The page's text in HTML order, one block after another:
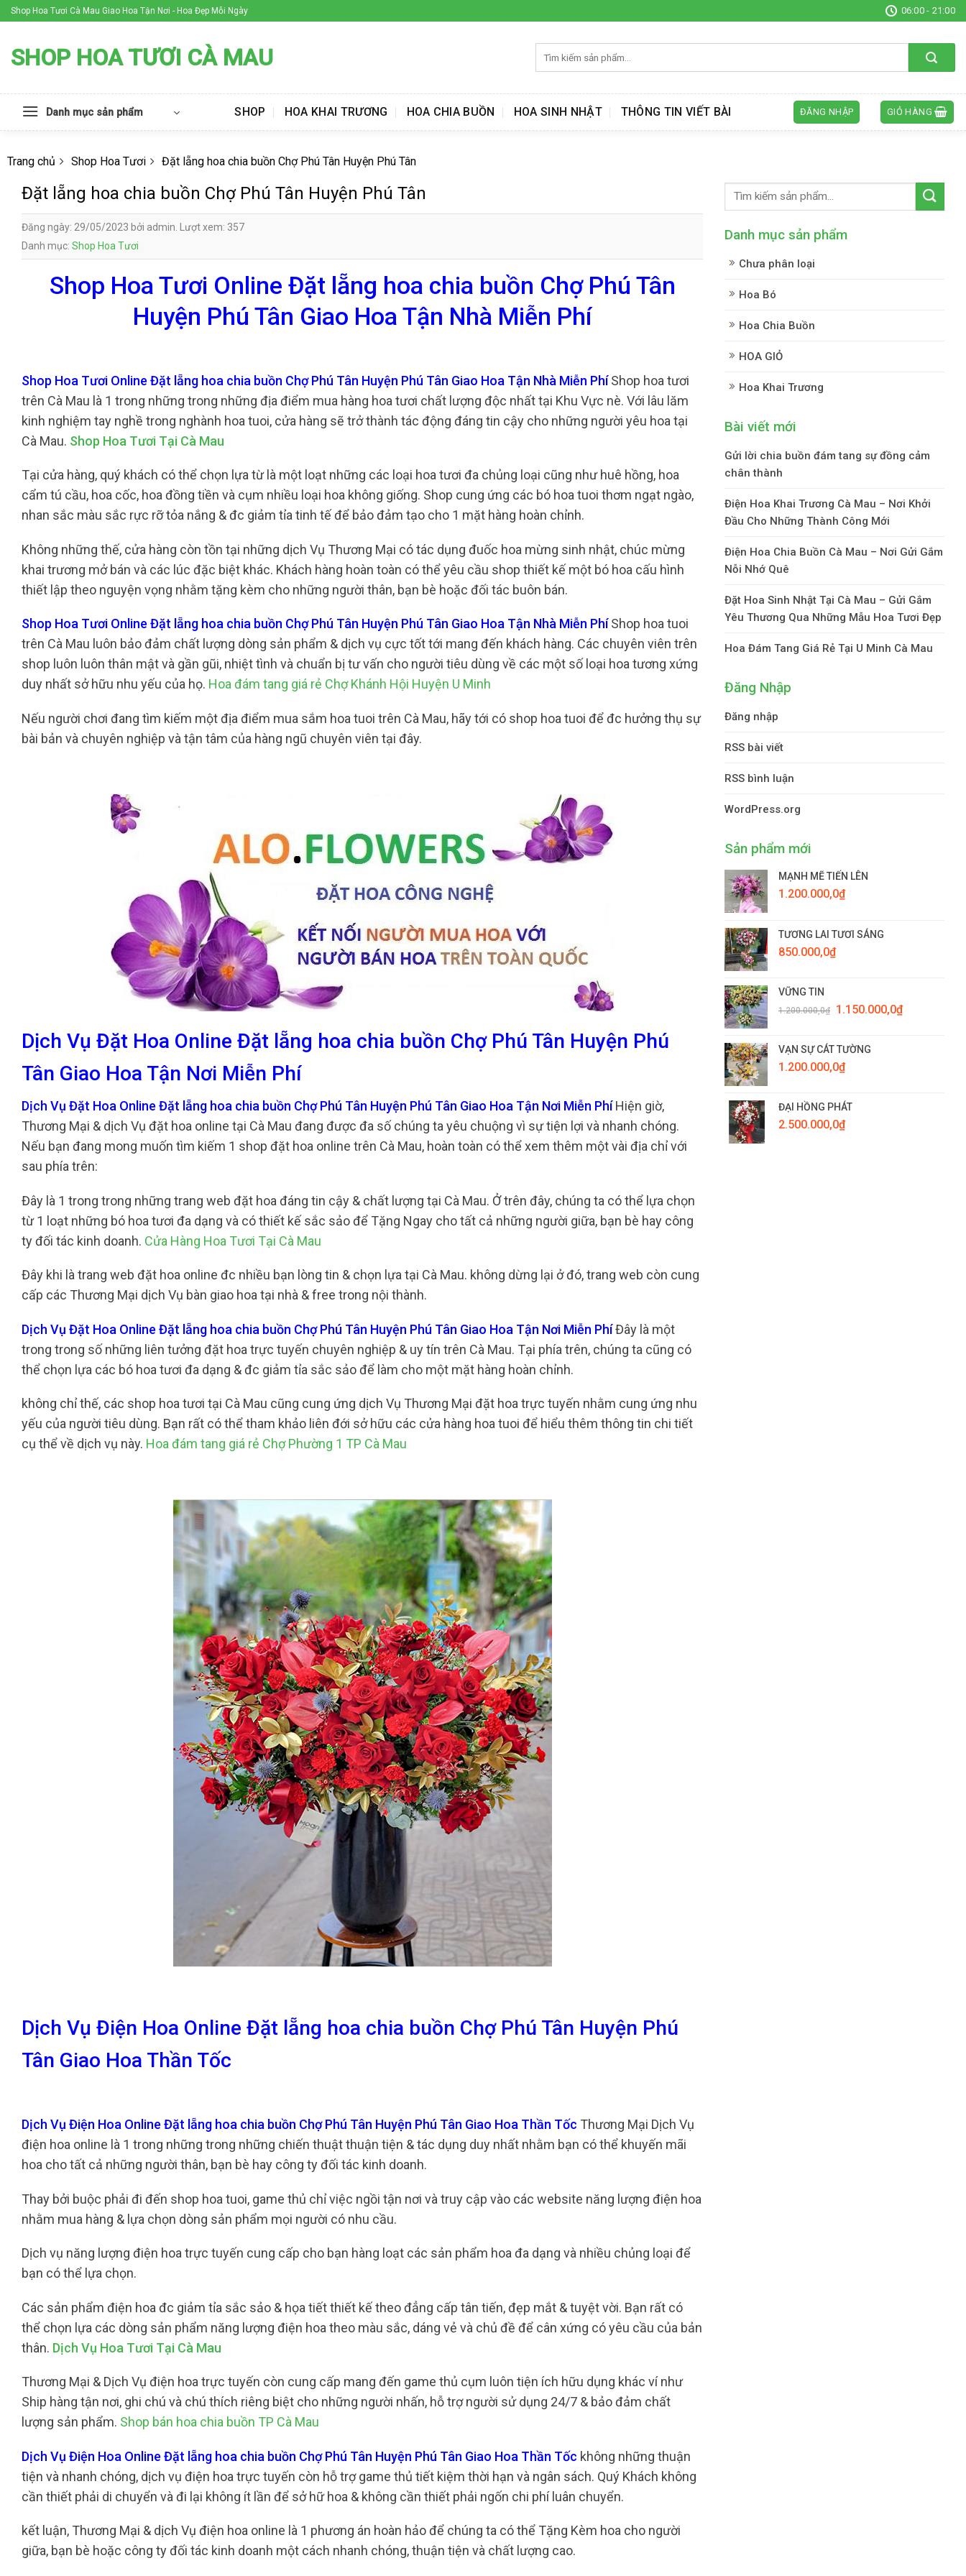
Skip
to
Shop Hoa Tươi Cà Mau Giao Hoa Tận Nơi - Hoa Đẹp Mỗi Ngày 06:00 - 21:00
SHOP HOA TƯƠI CÀ MAU
kiếm:
Danh mục sản phẩm SHOP HOA KHAI TRƯƠNG HOA CHIA BUỒN HOA SINH NHẬT THÔNG TIN VIẾT BÀI ĐĂNG NHẬP GIỎ HÀNG
Trang chủ Shop Hoa Tươi Đặt lẵng hoa chia buồn Chợ Phú Tân Huyện Phú Tân
Đặt lẵng hoa chia buồn Chợ Phú Tân Huyện Phú Tân
Đăng ngày: 29/05/2023 bởi admin. Lượt xem: 357
Danh mục: Shop Hoa Tươi
Shop Hoa Tươi Online Đặt lẵng hoa chia buồn Chợ Phú Tân
Huyện Phú Tân Giao Hoa Tận Nhà Miễn Phí
Shop Hoa Tươi Online Đặt lẵng hoa chia buồn Chợ Phú Tân Huyện Phú Tân Giao Hoa Tận Nhà Miễn PhíShop hoa tươi
trên Cà Mau là 1 trong những trong những địa điểm mua hàng hoa tươi chất lượng độc nhất tại Khu Vực nè. Với lâu lăm
kinh nghiệm tay nghề trong nghành hoa tuoi, cửa hàng sẽ trở thành tác động đáng tin cậy cho những người yêu hoa tại
Cà Mau. Shop Hoa Tươi Tại Cà Mau
Tại cửa hàng, quý khách có thể chọn lựa từ là một loạt những các loại hoa tươi đa chủng loại cũng như huê hồng, hoa
cẩm tú cầu, hoa cốc, hoa đồng tiền và cụm nhiều loại hoa không giống. Shop cung ứng các bó hoa tuoi thơm ngạt ngào,
nhan sắc màu sắc rực rỡ tỏa nắng & đc giảm tỉa tinh tế để bảo đảm tạo cho 1 mặt hàng hoàn chỉnh.
Không những thế, cửa hàng còn tồn tại những dịch Vụ Thương Mại có tác dụng đuốc hoa mừng sinh nhật, chúc mừng
khai trương mở bán và các lúc đặc biệt khác. Khách hàng hoàn toàn có thể yêu cầu shop thiết kế một bó hoa cấu hình
thiết lập theo nguyện vọng nhằm tặng kèm cho những người thân, bạn bè hoặc đối tác buôn bán.
Shop Hoa Tươi Online Đặt lẵng hoa chia buồn Chợ Phú Tân Huyện Phú Tân Giao Hoa Tận Nhà Miễn PhíShop hoa tuoi
trên Cà Mau luôn bảo đảm chất lượng dòng sản phẩm & dịch vụ cực tốt tới mang đến khách hàng. Các chuyên viên trên
shop luôn luôn thân mật và gần gũi, nhiệt tình và chuẩn bị tư vấn cho người tiêu dùng về các một số loại hoa tương xứng
duy nhất sở hữu nhu yếu của họ. Hoa đám tang giá rẻ Chợ Khánh Hội Huyện U Minh
Nếu người chơi đang tìm kiếm một địa điểm mua sắm hoa tuoi trên Cà Mau, hãy tới có shop hoa tuoi để đc hưởng thụ sự
bài bản và chuyên nghiệp và tận tâm của hàng ngũ chuyên viên tại đây.
Dịch Vụ Đặt Hoa Online Đặt lẵng hoa chia buồn Chợ Phú Tân Huyện Phú
Tân Giao Hoa Tận Nơi Miễn Phí
Dịch Vụ Đặt Hoa Online Đặt lẵng hoa chia buồn Chợ Phú Tân Huyện Phú Tân Giao Hoa Tận Nơi Miễn PhíHiện giờ,
Thương Mại & dịch Vụ đặt hoa online tại Cà Mau đang được đa số chúng ta yêu chuộng vì sự tiện lợi và nhanh chóng.
Nếu bạn đang mong muốn tìm kiếm 1 shop đặt hoa online trên Cà Mau, hoàn toàn có thể xem thêm một vài địa chỉ với
sau phía trên:
Đây là 1 trong trong những trang web đặt hoa đáng tin cậy & chất lượng tại Cà Mau. Ở trên đây, chúng ta có thể lựa chọn
từ 1 loạt những bó hoa tươi đa dạng và có thiết kế sắc sảo để Tặng Ngay cho tất cả những người giữa, bạn bè hay công
ty đối tác kinh doanh. Cửa Hàng Hoa Tươi Tại Cà Mau
Đây khi là trang web đặt hoa online đc nhiều bạn lòng tin & chọn lựa tại Cà Mau. không dừng lại ở đó, trang web còn cung
cấp các Thương Mại dịch Vụ bàn giao hoa tại nhà & free trong nội thành.
Dịch Vụ Đặt Hoa Online Đặt lẵng hoa chia buồn Chợ Phú Tân Huyện Phú Tân Giao Hoa Tận Nơi Miễn PhíĐây là một
trong trong số những liên tưởng đặt hoa trực tuyến chuyên nghiệp & uy tín trên Cà Mau. Tại phía trên, chúng ta cũng có
thể chọn lựa các bó hoa tươi đa dạng & đc giảm tỉa sắc sảo để làm cho một mặt hàng hoàn chỉnh.
không chỉ thế, các shop hoa tươi tại Cà Mau cũng cung ứng dịch Vụ Thương Mại đặt hoa trực tuyến nhằm cung ứng nhu
yếu của người tiêu dùng. Bạn rất có thể tham khảo liên đới sở hữu các cửa hàng hoa tuoi để hiểu thêm thông tin chi tiết
cụ thể về dịch vụ này. Hoa đám tang giá rẻ Chợ Phường 1 TP Cà Mau
Dịch Vụ Điện Hoa Online Đặt lẵng hoa chia buồn Chợ Phú Tân Huyện Phú
Tân Giao Hoa Thần Tốc
Dịch Vụ Điện Hoa Online Đặt lẵng hoa chia buồn Chợ Phú Tân Huyện Phú Tân Giao Hoa Thần Tốc Thương Mại Dịch Vụ
điện hoa online là 1 trong những trong những chiến thuật thuận tiện & tác dụng duy nhất nhằm bạn có thể khuyến mãi
hoa cho tất cả những người thân, bạn bè hay công ty đối tác kinh doanh.
Thay bởi buộc phải đi đến shop hoa tuoi, game thủ chỉ việc ngồi tận nơi và truy cập vào các website năng lượng điện hoa
nhằm mua hàng & lựa chọn dòng sản phẩm mọi người có nhu cầu.
Dịch vụ năng lượng điện hoa trực tuyến cung cấp cho bạn hàng loạt các sản phẩm hoa đa dạng và nhiều chủng loại để
bạn có thể lựa chọn.
Các sản phẩm điện hoa đc giảm tỉa sắc sảo & họa tiết thiết kế theo đẳng cấp tân tiến, đẹp mắt & tuyệt vời. Bạn rất có
thể chọn lựa các dòng sản phẩm năng lượng điện hoa theo màu sắc, dáng vẻ và chủ đề để cân xứng có yêu cầu của bản
thân. Dịch Vụ Hoa Tươi Tại Cà Mau
Thương Mại & Dịch Vụ điện hoa trực tuyến còn cung cấp mang đến game thủ cụm luôn tiện ích hữu dụng khác ví như
Ship hàng tận nơi, ghi chú và chú thích riêng biệt cho những người nhấn, hỗ trợ người sử dụng 24/7 & bảo đảm chất
lượng sản phẩm. Shop bán hoa chia buồn TP Cà Mau
Dịch Vụ Điện Hoa Online Đặt lẵng hoa chia buồn Chợ Phú Tân Huyện Phú Tân Giao Hoa Thần Tốc không những thuận
tiện và nhanh chóng, dịch vụ điện hoa trực tuyến còn hỗ trợ game thủ tiết kiệm thời hạn và ngân sách. Quý Khách không
cần thiết phải di chuyển và đi lại không ít lần để sở hữ hoa & không cần thiết phải ngốn chi phí luân chuyển.
kết luận, Thương Mại & dịch Vụ điện hoa online là 1 phương án hoàn hảo để chúng ta có thể Tặng Kèm hoa cho người
giữa, bạn bè hoặc công ty đối tác kinh doanh một cách nhanh chóng, thuận tiện và chất lượng cao.
Danh mục sản phẩm
Chưa phân loại
Hoa Bó
Hoa Chia Buồn
HOA GIỎ
Hoa Khai Trương
Bài viết mới
Gửi lời chia buồn đám tang sự đồng cảm
chân thành
Điện Hoa Khai Trương Cà Mau – Nơi Khởi
Đầu Cho Những Thành Công Mới
Điện Hoa Chia Buồn Cà Mau – Nơi Gửi Gắm
Nỗi Nhớ Quê
Đặt Hoa Sinh Nhật Tại Cà Mau – Gửi Gắm
Yêu Thương Qua Những Mẫu Hoa Tươi Đẹp
Hoa Đám Tang Giá Rẻ Tại U Minh Cà Mau
Đăng Nhập
Đăng nhập
RSS bài viết
RSS bình luận
WordPress.org
Sản phẩm mới
MẠNH MẼ TIẾN LÊN
1.200.000,0₫
TƯƠNG LAI TƯƠI SÁNG
850.000,0₫
VỮNG TIN
1.200.000,0₫
Giá
1.200.000,0₫.
1.150.000,0₫Giá
VẠN SỰ CÁT TƯỜNG
1.200.000,0₫
ĐẠI HỒNG PHÁT
2.500.000,0₫